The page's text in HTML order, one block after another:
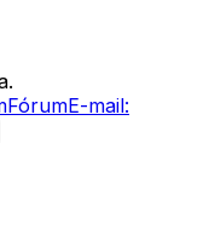
FórumE-mail: